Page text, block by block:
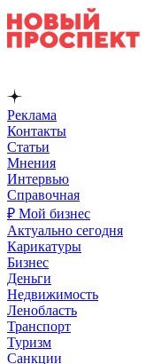
Реклама
Контакты
Статьи
Мнения
Интервью
Справочная
₽ Мой бизнес
Актуально сегодня
Карикатуры
Бизнес
Деньги
Недвижимость
Ленобласть
Транспорт
Туризм
Санкции